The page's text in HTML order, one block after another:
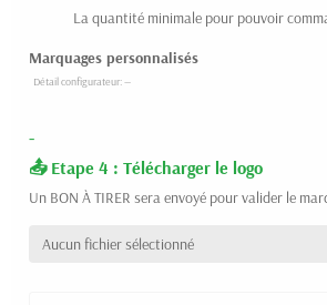
La quantité minimale pour pouvoir
Marquages personnalisés
-
Etape 4 : Télécharger le logo
Un BON À TIRER sera envoyé pour valider le
Aucun fichier sélectionné